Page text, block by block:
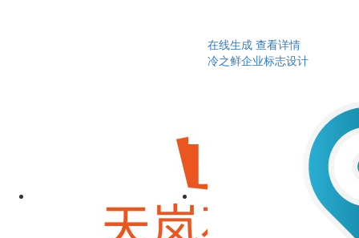
在线生成 查看详情
冷之鲜企业标志设计